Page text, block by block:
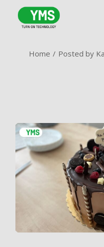
content
Home Posted by